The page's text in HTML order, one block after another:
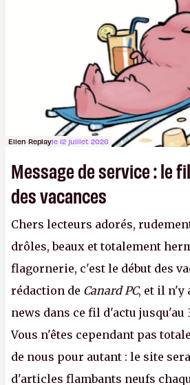
joueurs majeurs (+32 %).
aux adultes, qui ne sont jamais
avec du pouvoir d'achat.P.
Ellen Replayle 12 juillet 2026
Message de service : le
des vacances
Chers lecteurs adorés,
drôles, beaux et totalement
flagornerie, c'est le début des
rédaction de Canard PC, et il n'y
news dans ce fil d'actu jusqu'au
Vous n'êtes cependant pas
de nous pour autant : le site
d'articles flambants neufs